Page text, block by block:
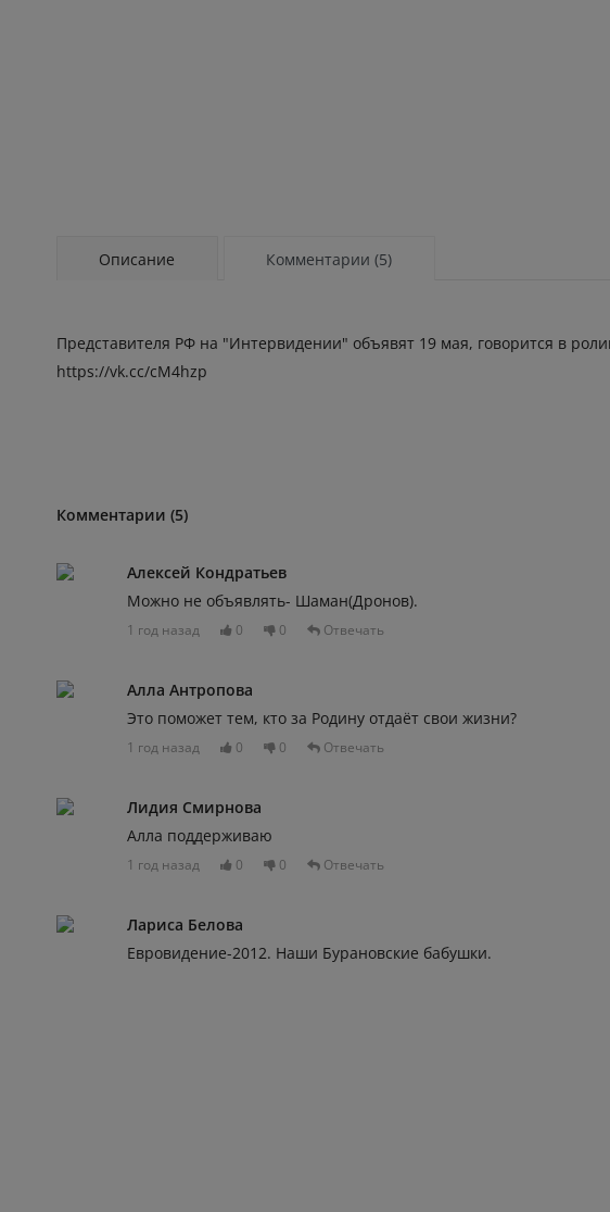
Описание Комментарии (5)
Представителя РФ на "Интервидении" объявят 19 мая, говорится в
https://vk.cc/cM4hzp
Комментарии (5)
Алексей Кондратьев
Можно не объявлять- Шаман(Дронов).
1 год назад 0 0 Отвечать
Алла Антропова
Это поможет тем, кто за Родину отдаёт свои жизни?
1 год назад 0 0 Отвечать
Лидия Смирнова
Алла поддерживаю
1 год назад 0 0 Отвечать
Лариса Белова
Евровидение-2012. Наши Бурановские бабушки.